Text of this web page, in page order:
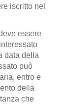
iscritto nel
essere
data della
può
entro e
della
che